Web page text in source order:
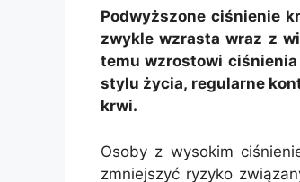
Podwyższone ciśnienie
zwykle wzrasta wraz z
temu wzrostowi
stylu życia, regularne
krwi.
Osoby z wysokim
zmniejszyć ryzyko